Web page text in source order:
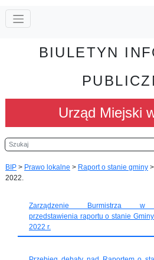
BIULETYN
Urząd Miejski
Szukaj
BIP > Prawo lokalne > Raport o stanie gminy >
2022.
Zarządzenie Burmistrza w
przedstawienia raportu o stanie
2022 r.